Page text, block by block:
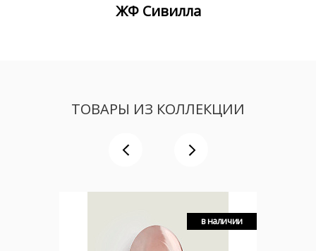
ЖФ Сивилла
ТОВАРЫ ИЗ КОЛЛЕКЦИИ
в наличии